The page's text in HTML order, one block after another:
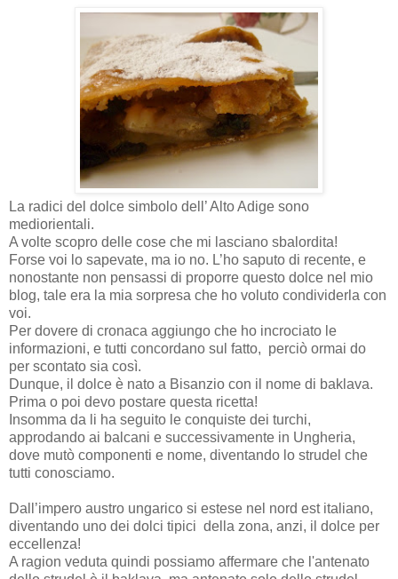
La radici del dolce simbolo dell’ Alto Adige sono
mediorientali.
A volte scopro delle cose che mi lasciano sbalordita!
Forse voi lo sapevate, ma io no. L’ho saputo di recente, e
nonostante non pensassi di proporre questo dolce nel mio
blog, tale era la mia sorpresa che ho voluto condividerla con
voi.
Per dovere di cronaca aggiungo che ho incrociato le
informazioni, e tutti concordano sul fatto, perciò ormai do
per scontato sia così.
Dunque, il dolce è nato a Bisanzio con il nome di baklava.
Prima o poi devo postare questa ricetta!
Insomma da li ha seguito le conquiste dei turchi,
approdando ai balcani e successivamente in Ungheria,
dove mutò componenti e nome, diventando lo strudel che
tutti conosciamo.
Dall’impero austro ungarico si estese nel nord est italiano,
diventando uno dei dolci tipici della zona, anzi, il dolce per
eccellenza!
A ragion veduta quindi possiamo affermare che l'antenato